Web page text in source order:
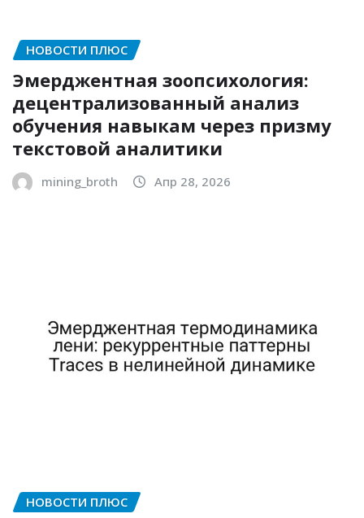
НОВОСТИ ПЛЮС
Эмерджентная зоопсихология:
децентрализованный анализ
обучения навыкам через призму
текстовой аналитики
mining_broth Апр 28, 2026
НОВОСТИ ПЛЮС